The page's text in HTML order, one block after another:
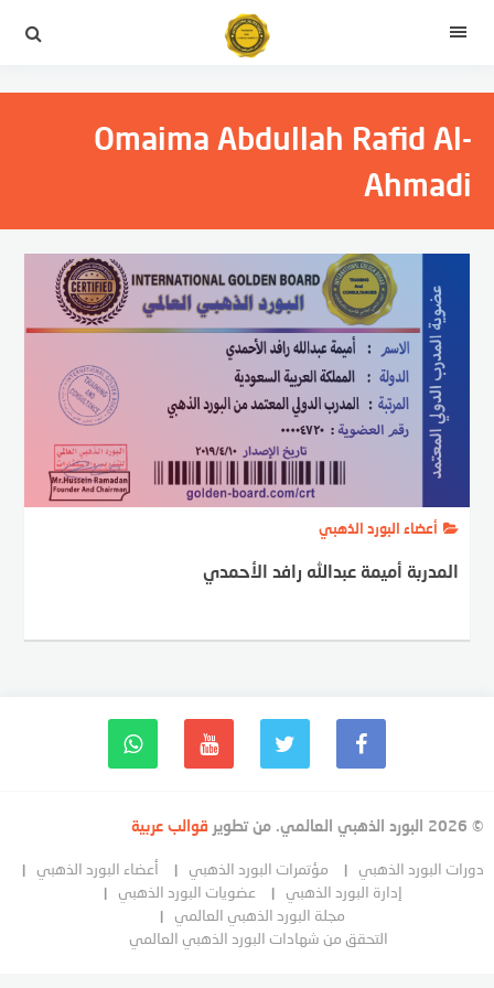
Omaima Abdullah Rafid Al-
Ahmadi
أعضاء البورد الذهبي
المدربة أميمة عبدالله رافد الأحمدي
© 2026 البورد الذهبي العالمي. من تطوير قوالب عربية
دورات البورد الذهبي مؤتمرات البورد الذهبي
أعضاء البورد الذهبي
إدارة البورد الذهبي
عضويات البورد الذهبي
مجلة البورد الذهبي العالمي
التحقق من شهادات البورد الذهبي العالمي